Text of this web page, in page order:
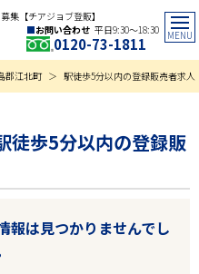
集【チアジョブ登販】
お問い合わせ 平日9:30〜18:30
0120-73-1811
郡江北町 駅徒歩5分以内の登録販売者求人
徒歩5分以内の登録販
報は見つかりませんでし